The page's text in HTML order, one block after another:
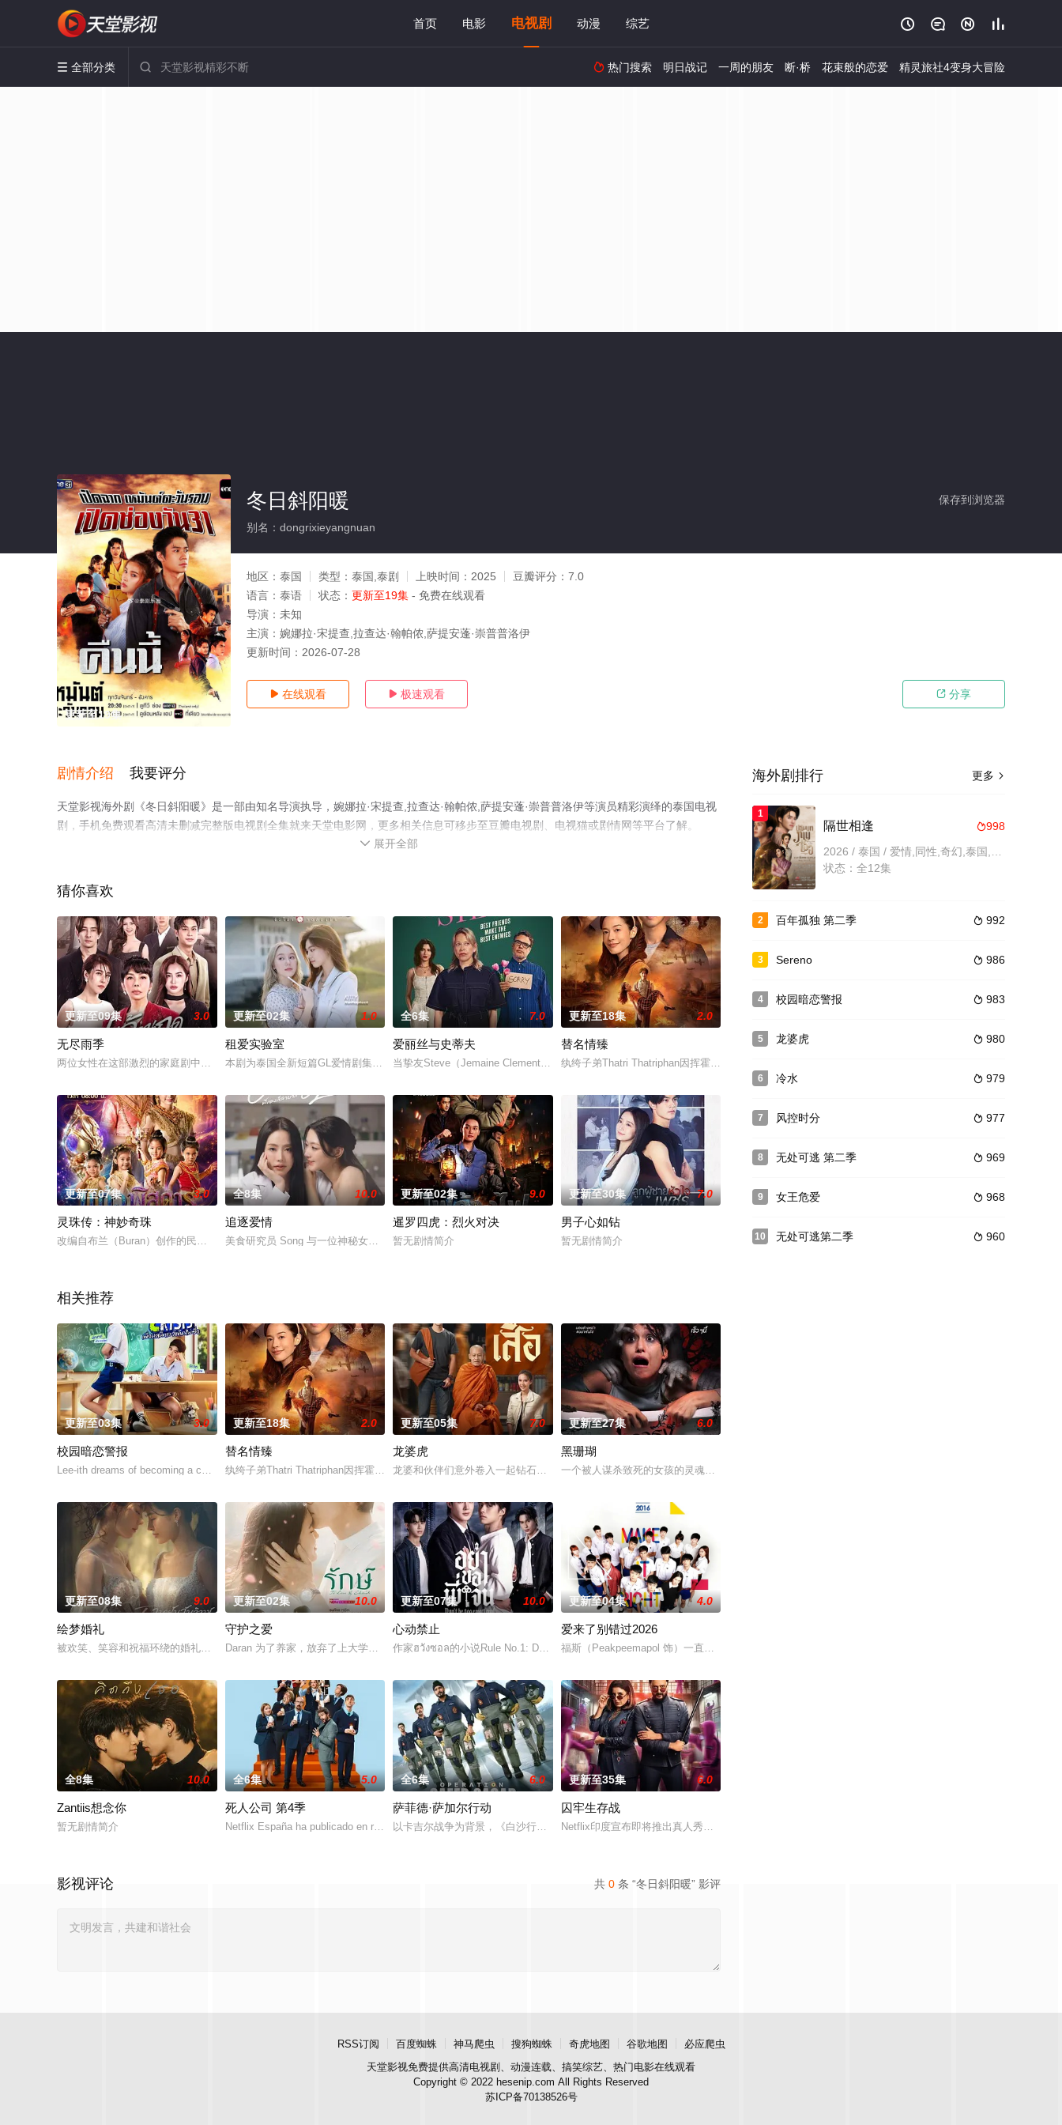
首页 电影 电视剧 动漫 综艺    
 全部分类   热门搜索 明日战记 一周的朋友 断·桥 花束般的恋爱 精灵旅社4变身大冒险
更新至19集
保存到浏览器
冬日斜阳暖
别名：dongrixieyangnuan
地区： 泰国 类型： 泰国,泰剧 上映时间： 2025 豆瓣评分： 7.0
语言： 泰语 状态： 更新至19集 - 免费在线观看
导演： 未知
主演： 婉娜拉·宋提查,拉查达·翰帕侬,萨提安蓬·崇普普洛伊
更新时间： 2026-07-28
 在线观看  极速观看  分享
剧情介绍 我要评分
天堂影视海外剧《冬日斜阳暖》是一部由知名导演执导，婉娜拉·宋提查,拉查达·翰帕侬,萨提安蓬·崇普普洛伊等演员精彩演绎的泰国电视
剧，手机免费观看高清未删减完整版电视剧全集就来天堂电影网，更多相关信息可移步至豆瓣电视剧、电视猫或剧情网等平台了解。
 展开全部
猜你喜欢
更新至09集 3.0
无尽雨季
两位女性在这部激烈的家庭剧中争夺强大的蒂纳拉王朝领导权。法克法一生都在证明自己是合法继
更新至02集 1.0
租爱实验室
本剧为泰国全新短篇GL爱情剧集。一名常年独自生活、不善恋爱的推理女作家，为了能够创作全
全6集 7.0
爱丽丝与史蒂夫
当挚友Steve（Jemaine Clement 饰）开始与自己26岁的女儿Izzy（
更新至18集 2.0
替名情臻
纨绔子弟Thatri Thatriphan因挥霍无敌倾家荡产，豪宅、情人、朋友一夜尽失
更新至07集 3.0
灵珠传：神妙奇珠
改编自布兰（Buran）创作的民间故事《Kaeo Phitsadan》。
全8集 10.0
追逐爱情
美食研究员 Song 与一位神秘女子约定了一夜情，严格的前提是：不涉及感情。然而对方违
更新至02集 9.0
暹罗四虎：烈火对决
暂无剧情简介
更新至30集 7.0
男子心如钻
暂无剧情简介
相关推荐
更新至03集 3.0
校园暗恋警报
Lee-ith dreams of becoming a cool indie roc
更新至18集 2.0
替名情臻
纨绔子弟Thatri Thatriphan因挥霍无敌倾家荡产，豪宅、情人、朋友一夜尽失
更新至05集 7.0
龙婆虎
龙婆和伙伴们意外卷入一起钻石抢劫案，成为警方怀疑的对象。为了证明自己的清白、挽回声誉，
更新至27集 6.0
黑珊瑚
一个被人谋杀致死的女孩的灵魂附到珊瑚上的故事。
更新至08集 9.0
绘梦婚礼
被欢笑、笑容和祝福环绕的婚礼仅仅是爱情生活的起点。未来还有许多障碍等待着两人共同跨越。
更新至02集 10.0
守护之爱
Daran 为了养家，放弃了上大学的梦想，高中毕业后便开始工作。然而，她一直难以找到稳
更新至07集 10.0
心动禁止
作家ฮวังซอล的小说Rule No.1: Don't Be Too Emo
更新至04集 4.0
爱来了别错过2026
福斯（Peakpeemapol 饰）一直以为自己和女友阿金之间的感情十分亲密，对其深深
全8集 10.0
Zantiis想念你
暂无剧情简介
全6集 5.0
死人公司 第4季
Netflix España ha publicado en redes social
全6集 6.0
萨菲德·萨加尔行动
以卡吉尔战争为背景，《白沙行动》讲述了印度空军"金色箭头"第17中
更新至35集 6.0
囚牢生存战
Netflix印度宣布即将推出真人秀节目《Lock Up》。制作方在分享节目海报时配文
共 0 条 “冬日斜阳暖” 影评
影视评论
更多 
海外剧排行
1
998
隔世相逢
状态：全12集
2  992
百年孤独 第二季
3  986
Sereno
4  983
校园暗恋警报
5  980
龙婆虎
6  979
冷水
7  977
风控时分
8  969
无处可逃 第二季
9  968
女王危爱
10  960
无处可逃第二季
RSS订阅 百度蜘蛛 神马爬虫 搜狗蜘蛛 奇虎地图 谷歌地图
必应爬虫
天堂影视免费提供高清电视剧、动漫连载、搞笑综艺、热门电影在线观看
Copyright © 2022 hesenip.com All Rights Reserved
苏ICP备70138526号